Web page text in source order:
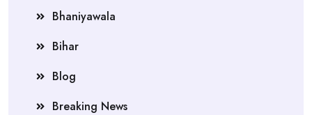
Bhaniyawala
Bihar
Blog
Breaking News